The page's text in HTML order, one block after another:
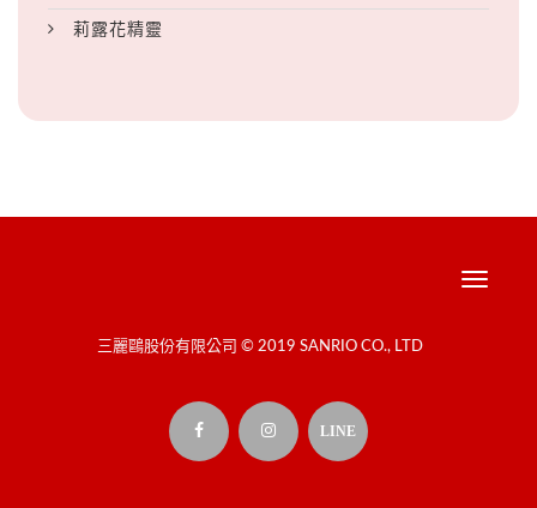
莉露花精靈
Toggle
三麗鷗股份有限公司 © 2019 SANRIO CO., LTD